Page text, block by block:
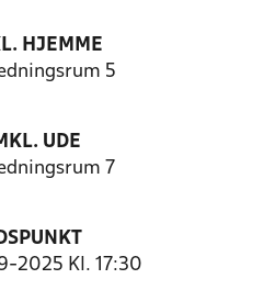
HJEMME
5
UDE
7
2025 Kl. 17:30